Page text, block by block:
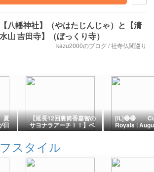
【八幡神社】（やはたじんじゃ）と【清
水山 吉田寺】（ぼっくり寺）
kazu2000のブログ / 社寺仏閣巡り
夏
日
【延長12回裏筒香嘉智の
サヨナラアーチ！！】ベ
イスターズvsカープ8/8
[IL]🔵🔴
Royals |
| Kauffman
Royals'
Secure 6-4
スタイル